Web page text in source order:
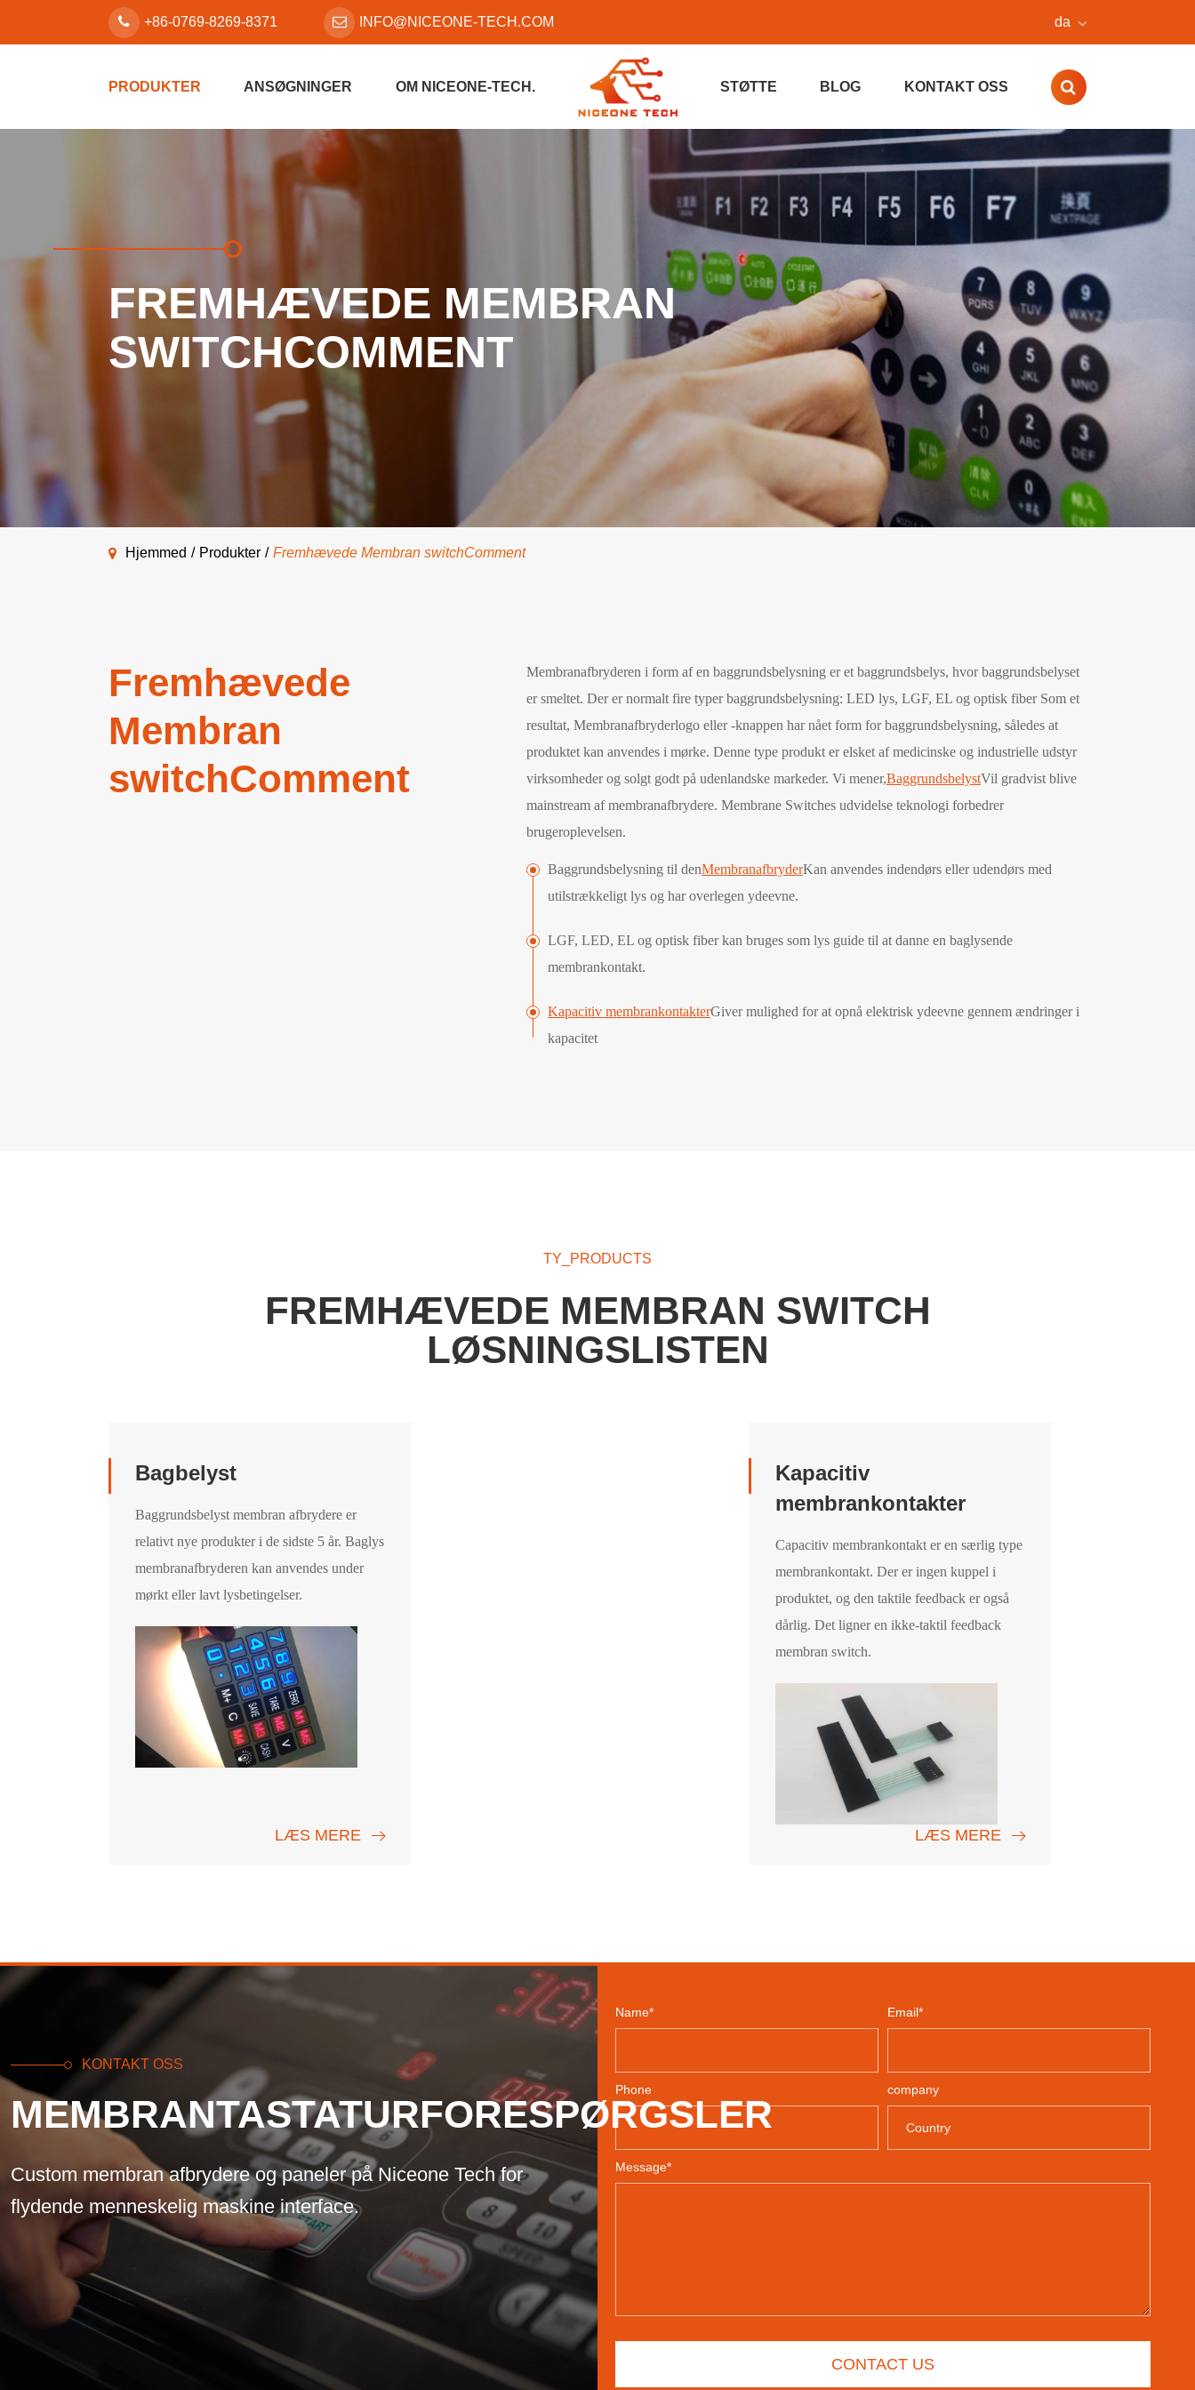
+86-0769-8269-8371 INFO@NICEONE-TECH.COM da
PRODUKTER ANSØGNINGER OM NICEONE-TECH. STØTTE BLOG KONTAKT OSS
FREMHÆVEDE MEMBRAN
SWITCHCOMMENT
Hjemmed Produkter Fremhævede Membran switchComment
Fremhævede
Membran
switchComment
Membranafbryderen i form af en baggrundsbelysning er et baggrundsbelys, hvor baggrundsbelyset
er smeltet. Der er normalt fire typer baggrundsbelysning: LED lys, LGF, EL og optisk fiber Som et
resultat, Membranafbryderlogo eller -knappen har nået form for baggrundsbelysning, således at
produktet kan anvendes i mørke. Denne type produkt er elsket af medicinske og industrielle udstyr
virksomheder og solgt godt på udenlandske markeder. Vi mener,BaggrundsbelystVil gradvist blive
mainstream af membranafbrydere. Membrane Switches udvidelse teknologi forbedrer
brugeroplevelsen.
Baggrundsbelysning til denMembranafbryderKan anvendes indendørs eller udendørs med
utilstrækkeligt lys og har overlegen ydeevne.
LGF, LED, EL og optisk fiber kan bruges som lys guide til at danne en baglysende
membrankontakt.
Kapacitiv membrankontakterGiver mulighed for at opnå elektrisk ydeevne gennem ændringer i
kapacitet
TY_PRODUCTS
FREMHÆVEDE MEMBRAN SWITCH
LØSNINGSLISTEN
Bagbelyst
Baggrundsbelyst membran afbrydere er
relativt nye produkter i de sidste 5 år. Baglys
membranafbryderen kan anvendes under
mørkt eller lavt lysbetingelser.
LÆS MERE
Kapacitiv
membrankontakter
Capacitiv membrankontakt er en særlig type
membrankontakt. Der er ingen kuppel i
produktet, og den taktile feedback er også
dårlig. Det ligner en ikke-taktil feedback
membran switch.
LÆS MERE
KONTAKT OSS
MEMBRANTASTATURFORESPØRGSLER
Custom membran afbrydere og paneler på Niceone Tech for
flydende menneskelig maskine interface.
Name* Email*
Phone company
Message*
CONTACT US